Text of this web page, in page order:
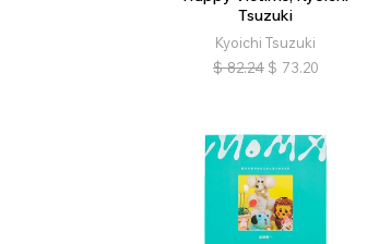
Tsuzuki
Kyoichi Tsuzuki
$ 82.24 $ 73.20